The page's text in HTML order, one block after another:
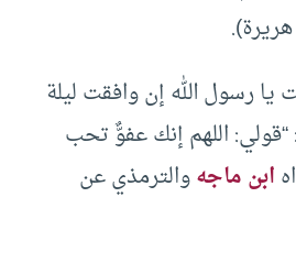
رسول الله إن وافقت ليلة
“قولي: اللهم إنك عفوٌّ تحب
ابن ماجهوالترمذي عن